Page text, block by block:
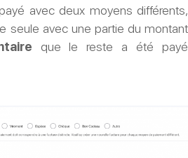
avec deux moyens différents,
seule avec une partie du montant
que le reste a été payé